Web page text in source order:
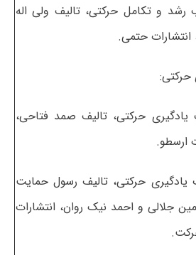
رشد و تکامل حرکتی، تالیف ولی اله
انتشارات حتمی.
حرکتی:
یادگیری حرکتی، تالیف صمد فتاحی،
ارسطو.
یادگیری حرکتی، تالیف رسول حمایت
جلالی و احمد نیک روان، انتشارات